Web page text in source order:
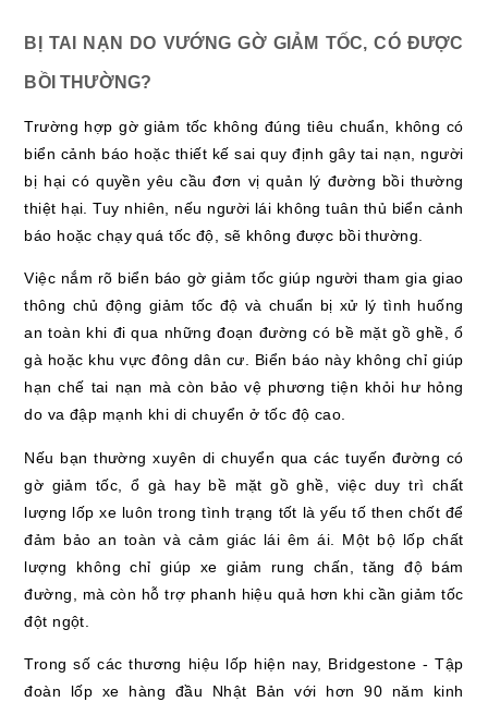
BỊ TAI NẠN DO VƯỚNG GỜ GIẢM TỐC, CÓ ĐƯỢC
BỒI THƯỜNG?
Trường hợp gờ giảm tốc không đúng tiêu chuẩn, không có
biển cảnh báo hoặc thiết kế sai quy định gây tai nạn, người
bị hại có quyền yêu cầu đơn vị quản lý đường bồi thường
thiệt hại. Tuy nhiên, nếu người lái không tuân thủ biển cảnh
báo hoặc chạy quá tốc độ, sẽ không được bồi thường.
Việc nắm rõ biển báo gờ giảm tốc giúp người tham gia giao
thông chủ động giảm tốc độ và chuẩn bị xử lý tình huống
an toàn khi đi qua những đoạn đường có bề mặt gồ ghề, ổ
gà hoặc khu vực đông dân cư. Biển báo này không chỉ giúp
hạn chế tai nạn mà còn bảo vệ phương tiện khỏi hư hỏng
do va đập mạnh khi di chuyển ở tốc độ cao.
Nếu bạn thường xuyên di chuyển qua các tuyến đường có
gờ giảm tốc, ổ gà hay bề mặt gồ ghề, việc duy trì chất
lượng lốp xe luôn trong tình trạng tốt là yếu tố then chốt để
đảm bảo an toàn và cảm giác lái êm ái. Một bộ lốp chất
lượng không chỉ giúp xe giảm rung chấn, tăng độ bám
đường, mà còn hỗ trợ phanh hiệu quả hơn khi cần giảm tốc
đột ngột.
Trong số các thương hiệu lốp hiện nay, Bridgestone - Tập
đoàn lốp xe hàng đầu Nhật Bản với hơn 90 năm kinh